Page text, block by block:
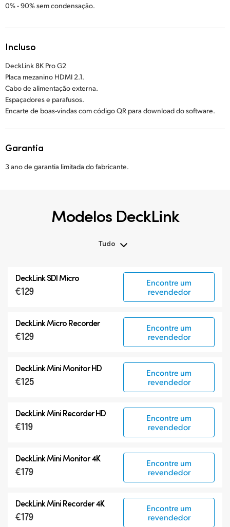
0% - 90% sem condensação.
Incluso
DeckLink 8K Pro G2
Placa mezanino HDMI 2.1.
Cabo de alimentação externa.
Espaçadores e parafusos.
Encarte de boas-vindas com código QR para download do software.
Garantia
3 ano de garantia limitada do fabricante.
Modelos DeckLink
Tudo
DeckLink 6G-SDI
Modelos Especializados
DeckLink SDI Micro
€129
Encontre um
revendedor
DeckLink Micro Recorder
€129
Encontre um
revendedor
DeckLink Mini Monitor HD
€125
Encontre um
revendedor
DeckLink Mini Recorder HD
€119
Encontre um
revendedor
DeckLink Mini Monitor 4K
€179
Encontre um
revendedor
DeckLink Mini Recorder 4K
€179
Encontre um
revendedor